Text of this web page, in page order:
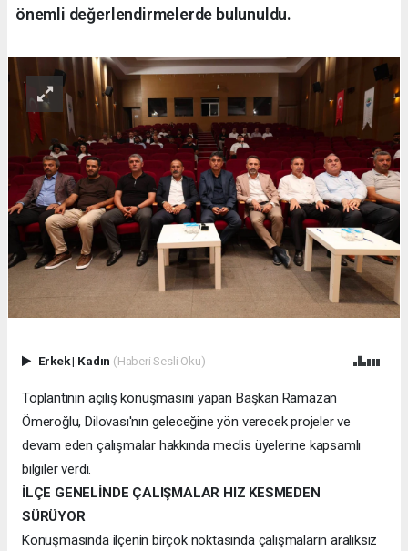
önemli değerlendirmelerde bulunuldu.
Erkek| Kadın (Haberi Sesli Oku)
Toplantının açılış konuşmasını yapan Başkan Ramazan
Ömeroğlu, Dilovası'nın geleceğine yön verecek projeler ve
devam eden çalışmalar hakkında meclis üyelerine kapsamlı
bilgiler verdi.
İLÇE GENELİNDE ÇALIŞMALAR HIZ KESMEDEN
SÜRÜYOR
Konuşmasında ilçenin birçok noktasında çalışmaların aralıksız